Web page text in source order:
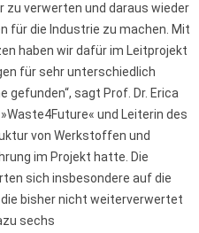
zu verwerten und daraus wieder
für die Industrie zu machen. Mit
haben wir dafür im Leitprojekt
für sehr unterschiedlich
sagt Prof. Dr. Erica
und Leiterin des
von Werkstoffen und
im Projekt hatte. Die
sich insbesondere auf die
bisher nicht weiterverwertet
sechs